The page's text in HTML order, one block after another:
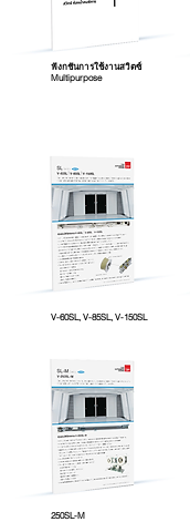
ฟังกชันการใช้งานสวิตซ์
Multipurpose
V-60SL, V-85SL, V-150SL
250SL-M